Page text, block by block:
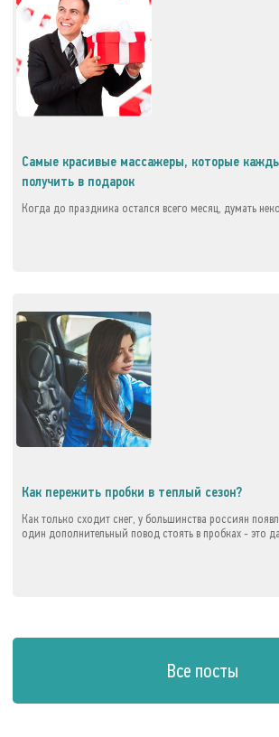
Самые красивые массажеры, которые
получить в подарок
Когда до праздника остался всего месяц, думать
Как пережить пробки в теплый сезон?
Как только сходит снег, у большинства россиян
один дополнительный повод стоять в пробках - это
Все посты